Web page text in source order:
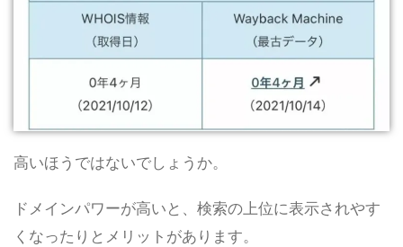
高いほうではないでしょうか。
ドメインパワーが高いと、検索の上位に表示されやす
くなったりとメリットがあります。